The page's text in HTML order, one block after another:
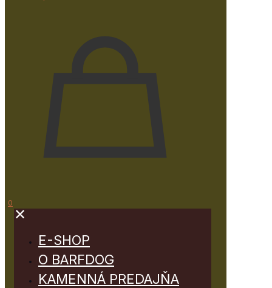
0
✕
E-SHOP
O BARFDOG
KAMENNÁ PREDAJŇA